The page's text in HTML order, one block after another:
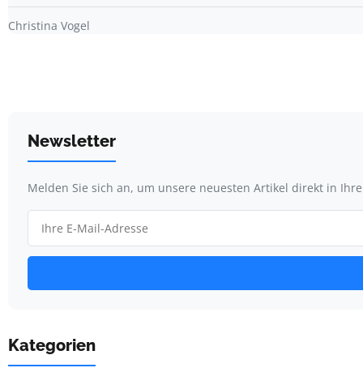
Christina Vogel
Newsletter
Melden Sie sich an, um unsere neuesten Artikel direkt in
Kategorien